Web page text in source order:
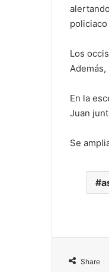
Los
En la
Juan
Se
Share